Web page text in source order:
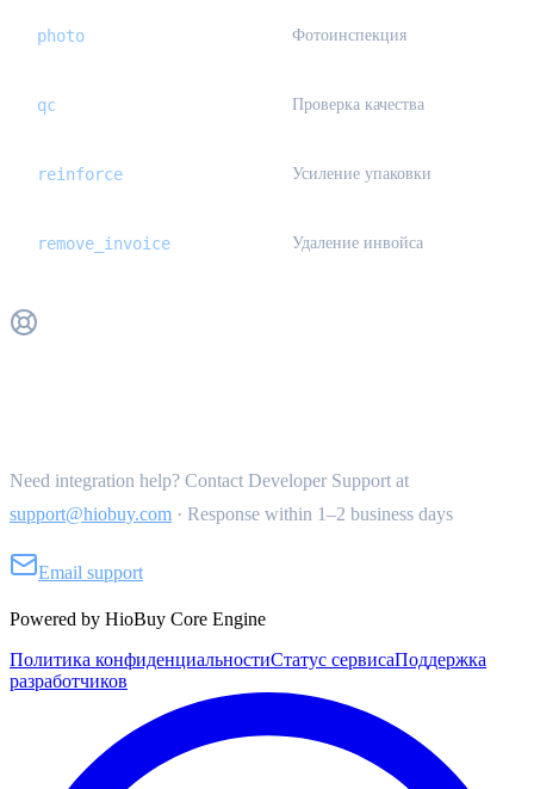
photo Фотоинспекция
qc Проверка качества
reinforce Усиление упаковки
remove_invoice Удаление инвойса
Need integration help? Contact Developer Support at
support@hiobuy.com · Response within 1–2 business days
Email support
Powered by HioBuy Core Engine
Политика конфиденциальностиСтатус сервисаПоддержка
разработчиков